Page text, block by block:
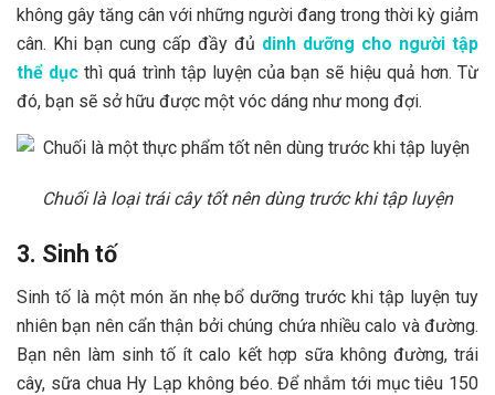
không gây tăng cân với những người đang trong thời kỳ giảm
cân. Khi bạn cung cấp đầy đủ dinh dưỡng cho người tập
thể dục thì quá trình tập luyện của bạn sẽ hiệu quả hơn. Từ
đó, bạn sẽ sở hữu được một vóc dáng như mong đợi.
Chuối là loại trái cây tốt nên dùng trước khi tập luyện
3. Sinh tố
Sinh tố là một món ăn nhẹ bổ dưỡng trước khi tập luyện tuy
nhiên bạn nên cẩn thận bởi chúng chứa nhiều calo và đường.
Bạn nên làm sinh tố ít calo kết hợp sữa không đường, trái
cây, sữa chua Hy Lạp không béo. Để nhắm tới mục tiêu 150